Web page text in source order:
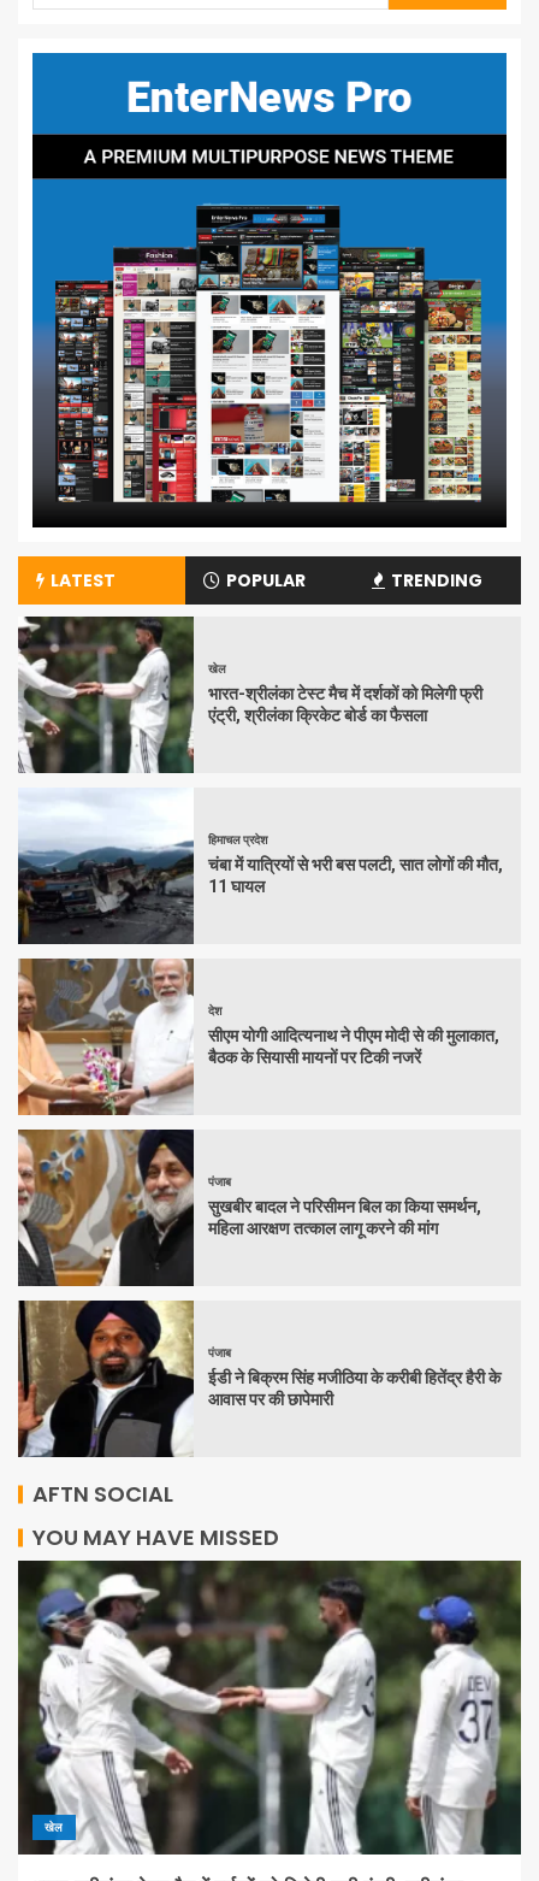
LATEST POPULAR TRENDING
खेल
भारत-श्रीलंका टेस्ट मैच में दर्शकों को मिलेगी फ्री
एंट्री, श्रीलंका क्रिकेट बोर्ड का फैसला
हिमाचल प्रदेश
चंबा में यात्रियों से भरी बस पलटी, सात लोगों की मौत,
11 घायल
देश
सीएम योगी आदित्यनाथ ने पीएम मोदी से की मुलाकात,
बैठक के सियासी मायनों पर टिकी नजरें
पंजाब
सुखबीर बादल ने परिसीमन बिल का किया समर्थन,
महिला आरक्षण तत्काल लागू करने की मांग
पंजाब
ईडी ने बिक्रम सिंह मजीठिया के करीबी हितेंद्र हैरी के
आवास पर की छापेमारी
AFTN SOCIAL
YOU MAY HAVE MISSED
खेल